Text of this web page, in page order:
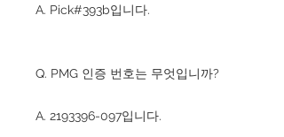
A. Pick#393b입니다.
Q. PMG 인증 번호는 무엇입니까?
A. 2193396-097입니다.